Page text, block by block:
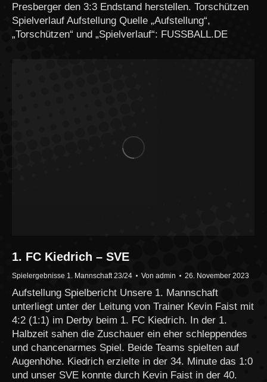
Presberger den 3:3 Endstand herstellen. Torschützen
Spielverlauf Aufstellung Quelle „Aufstellung“,
„Torschützen“ und „Spielverlauf“: FUSSBALL.DE
1. FC Kiedrich – SVE
Spielergebnisse 1. Mannschaft 23/24 Von admin 26. November 2023
Aufstellung Spielbericht Unsere 1. Mannschaft
unterliegt unter der Leitung von Trainer Kevin Faist mit
4:2 (1:1) im Derby beim 1. FC Kiedrich. In der 1.
Halbzeit sahen die Zuschauer ein eher schleppendes
und chancenarmes Spiel. Beide Teams spielten auf
Augenhöhe. Kiedrich erzielte in der 34. Minute das 1:0
und unser SVE konnte durch Kevin Faist in der 40.